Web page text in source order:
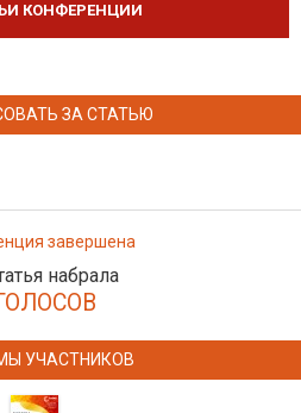
КОНФЕРЕНЦИИ
ЗА СТАТЬЮ
завершена
набрала
УЧАСТНИКОВ